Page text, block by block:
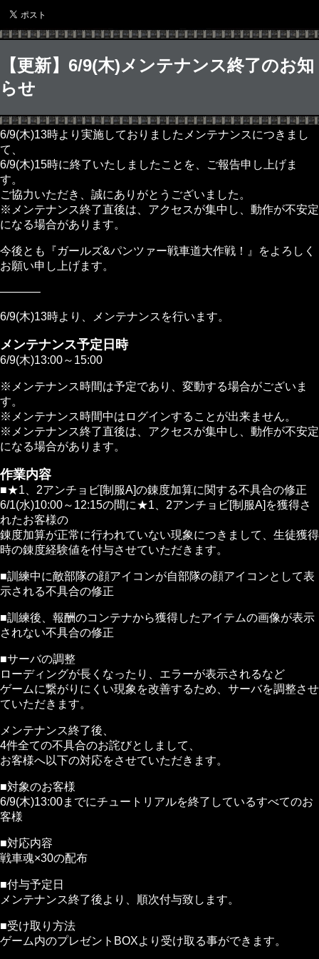
【更新】6/9(木)メンテナンス終了のお知
らせ
6/9(木)13時より実施しておりましたメンテナンスにつきまし
て、
6/9(木)15時に終了いたしましたことを、ご報告申し上げま
す。
ご協力いただき、誠にありがとうございました。
※メンテナンス終了直後は、アクセスが集中し、動作が不安定
になる場合があります。
今後とも『ガールズ&パンツァー戦車道大作戦！』をよろしく
お願い申し上げます。
———–
6/9(木)13時より、メンテナンスを行います。
メンテナンス予定日時
6/9(木)13:00～15:00
※メンテナンス時間は予定であり、変動する場合がございま
す。
※メンテナンス時間中はログインすることが出来ません。
※メンテナンス終了直後は、アクセスが集中し、動作が不安定
になる場合があります。
作業内容
■★1、2アンチョビ[制服A]の錬度加算に関する不具合の修正
6/1(水)10:00～12:15の間に★1、2アンチョビ[制服A]を獲得さ
れたお客様の
錬度加算が正常に行われていない現象につきまして、生徒獲得
時の錬度経験値を付与させていただきます。
■訓練中に敵部隊の顔アイコンが自部隊の顔アイコンとして表
示される不具合の修正
■訓練後、報酬のコンテナから獲得したアイテムの画像が表示
されない不具合の修正
■サーバの調整
ローディングが長くなったり、エラーが表示されるなど
ゲームに繋がりにくい現象を改善するため、サーバを調整させ
ていただきます。
メンテナンス終了後、
4件全ての不具合のお詫びとしまして、
お客様へ以下の対応をさせていただきます。
■対象のお客様
6/9(木)13:00までにチュートリアルを終了しているすべてのお
客様
■対応内容
戦車魂×30の配布
■付与予定日
メンテナンス終了後より、順次付与致します。
■受け取り方法
ゲーム内のプレゼントBOXより受け取る事ができます。